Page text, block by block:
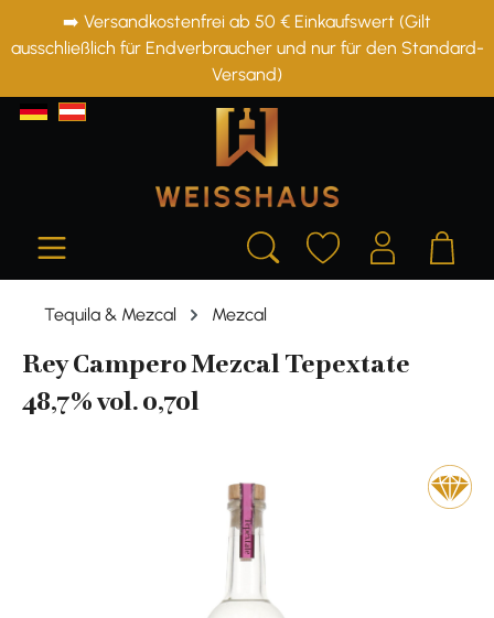
springen
➡️ Versandkostenfrei ab 50 € Einkaufswert (Gilt
ausschließlich für Endverbraucher und nur für den Standard-
Versand)
Tequila & Mezcal Mezcal
Rey Campero Mezcal Tepextate
48,7% vol. 0,70l